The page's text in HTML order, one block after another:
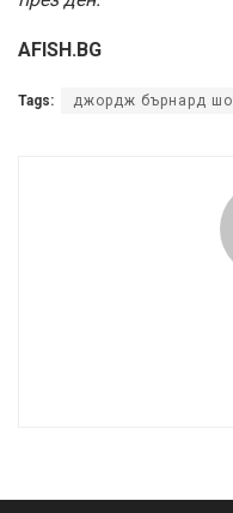
AFISH.BG
Tags: джордж бърнард